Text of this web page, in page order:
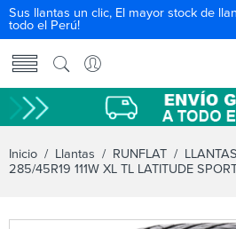
Sus llantas un clic, El mayor stock de
todo el Perú!
Inicio / Llantas / RUNFLAT /
285/45R19 111W XL TL LATITUDE